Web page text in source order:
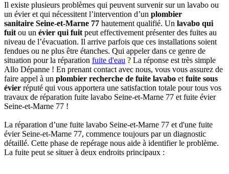
Il existe plusieurs problèmes qui peuvent survenir sur un lavabo ou
un évier et qui nécessitent l’intervention d’un plombier
sanitaire Seine-et-Marne 77 hautement qualifié. Un lavabo qui
fuit ou un évier qui fuit peut effectivement présenter des fuites au
niveau de l’évacuation. Il arrive parfois que ces installations soient
fendues ou ne plus être étanches. Qui appeler dans ce genre de
situation pour la réparation fuite d'eau ? La réponse est très simple
Allo Dépanne ! En prenant contact avec nous, vous vous assurez de
faire appel à un plombier recherche de fuite lavabo et fuite sous
évier réputé qui vous apportera une satisfaction totale pour tous vos
travaux de réparation fuite lavabo Seine-et-Marne 77 et fuite évier
Seine-et-Marne 77 !
La réparation d’une fuite lavabo Seine-et-Marne 77 et d'une fuite
évier Seine-et-Marne 77, commence toujours par un diagnostic
détaillé. Cette phase de repérage nous aide à identifier le problème.
La fuite peut se situer à deux endroits principaux :